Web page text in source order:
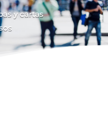
y cartas